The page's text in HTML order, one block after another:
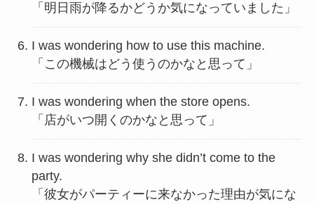
「明日雨が降るかどうか気になっていました」
I was wondering how to use this machine.
「この機械はどう使うのかなと思って」
I was wondering when the store opens.
「店がいつ開くのかなと思って」
I was wondering why she didn’t come to the
party.
「彼女がパーティーに来なかった理由が気にな